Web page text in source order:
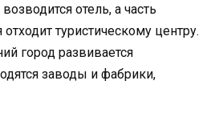
отель, а часть
туристическому центру.
город развивается
заводы и фабрики,